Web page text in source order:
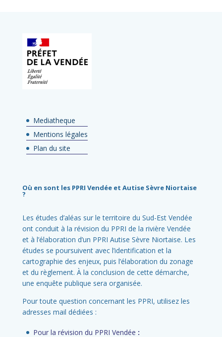
Mediatheque
Mentions légales
Plan du site
Où en sont les PPRI Vendée et Autise Sèvre Niortaise
?
Les études d’aléas sur le territoire du Sud-Est Vendée
ont conduit à la révision du PPRI de la rivière Vendée
et à l’élaboration d’un PPRI Autise Sèvre Niortaise. Les
études se poursuivent avec l’identification et la
cartographie des enjeux, puis l’élaboration du zonage
et du règlement. À la conclusion de cette démarche,
une enquête publique sera organisée.
Pour toute question concernant les PPRI, utilisez les
adresses mail dédiées :
Pour la révision du PPRI Vendée :